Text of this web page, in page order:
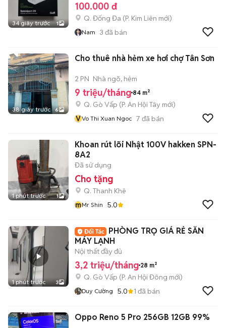
34 giây trước 1
100.000 đ
Q. Đống Đa (P. Kim Liên mới)
Nam 3 đã bán
38 giây trước 6
Cho thuê nhà hẻm xe hơi chợ Tân Sơn
2 PN Nhà ngõ, hẻm
9 triệu/tháng 84 m²
Q. Gò Vấp (P. An Hội Tây mới)
VVo Thi Xuan Ngoc 7 đã bán
1 phút trước 1
Khoan rút lõi Nhật 100V hakken SPN-
8A2
Đã sử dụng
Cho tặng
Q. Thanh Khê
mMr Shin 5.0
1 phút trước 3
PHÒNG TRỌ GIÁ RẺ SẴN
MÁY LẠNH
Nội thất đầy đủ
3,2 triệu/tháng 28 m²
Q. Gò Vấp (P. An Hội Đông mới)
Duy Cường 5.0 1 đã bán
Oppo Reno 5 Pro 256GB 12GB 99%